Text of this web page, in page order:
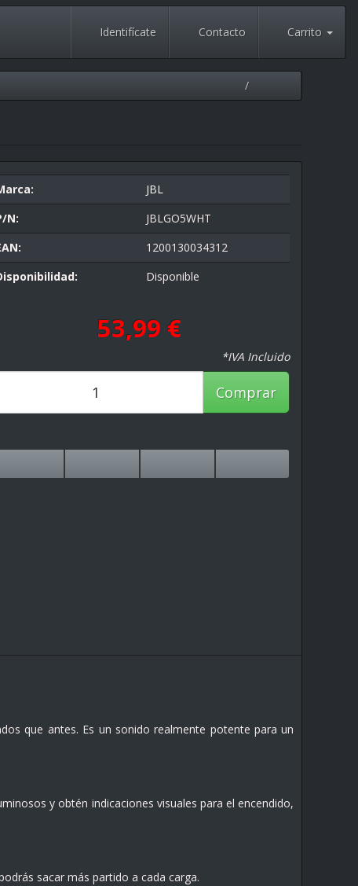
Identifícate Contacto Carrito
JBL
N:
JBLGO5WHT
1200130034312
Disponible
53,99 €
*IVA Incluido
Comprar
que antes. Es un sonido realmente potente para un
y obtén indicaciones visuales para el encendido,
sacar más partido a cada carga.